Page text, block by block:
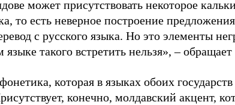
может присутствовать некоторое
то есть неверное построение
с русского языка. Но это элементы
языке такого встретить нельзя», –
которая в языках обоих
конечно, молдавский акцент,